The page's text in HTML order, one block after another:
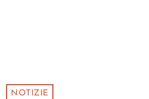
NOTIZIE